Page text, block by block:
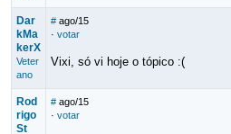
Dar
kMa
kerX
Veter
ano
# ago/15
· votar
Vixi, só vi hoje o tópico :(
Rod
rigo
St
# ago/15
· votar